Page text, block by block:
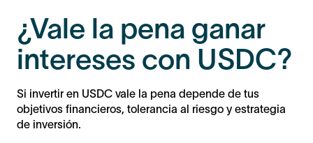
¿Vale la pena ganar
intereses con USDC?
Si invertir en USDC vale la pena depende de tus
objetivos financieros, tolerancia al riesgo y estrategia
de inversión.